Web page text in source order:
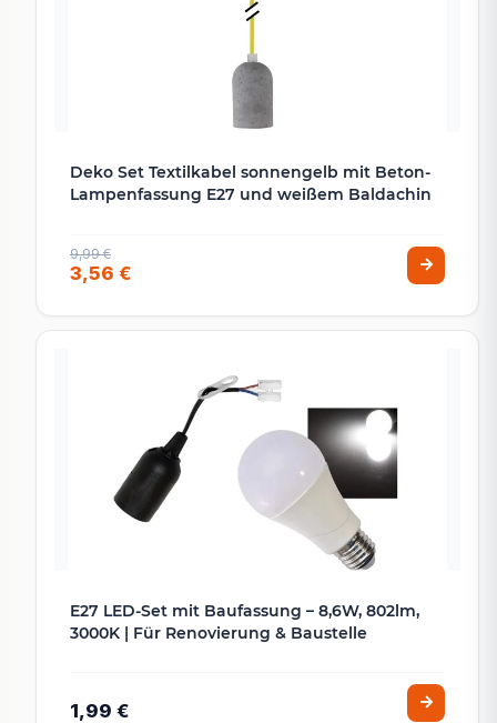
Deko Set Textilkabel sonnengelb mit Beton-
Lampenfassung E27 und weißem Baldachin
9,99 €
3,56 €
E27 LED-Set mit Baufassung – 8,6W, 802lm,
3000K | Für Renovierung & Baustelle
1,99 €